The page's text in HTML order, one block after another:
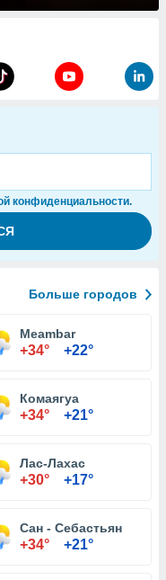
конфиденциальности.
Больше городов
Meambar
+34° +22°
Комаягуа
+34° +21°
Лас-Лахас
+30° +17°
Сан - Себастьян
+34° +21°